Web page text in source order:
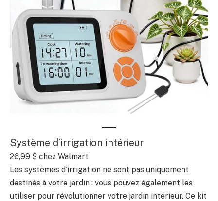
Système d’irrigation intérieur
26,99 $ chez Walmart
Les systèmes d’irrigation ne sont pas uniquement
destinés à votre jardin : vous pouvez également les
utiliser pour révolutionner votre jardin intérieur. Ce kit